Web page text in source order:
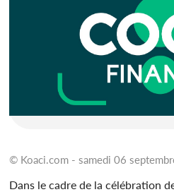
© Koaci.com - samedi 06
Dans le cadre de la célébration